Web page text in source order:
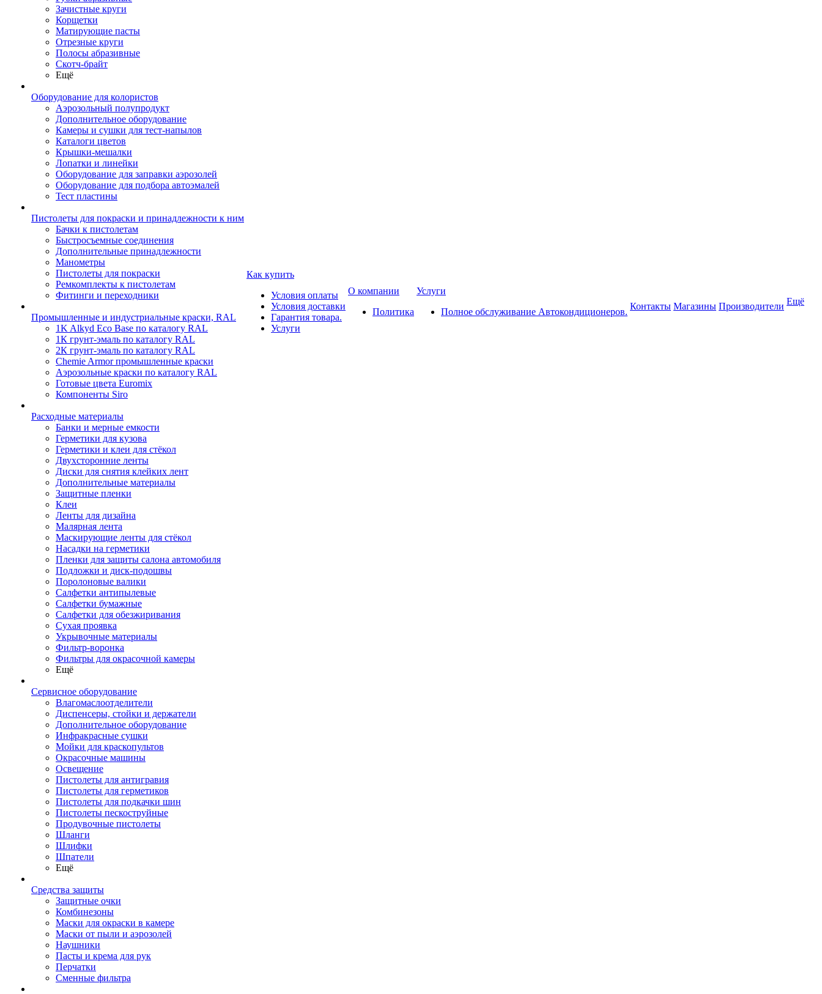
Зачистные круги
Корщетки
Матирующие пасты
Отрезные круги
Полосы абразивные
Скотч-брайт
Ещё
Оборудование для колористов
Аэрозольный полупродукт
Дополнительное оборудование
Камеры и сушки для тест-напылов
Каталоги цветов
Крышки-мешалки
Лопатки и линейки
Оборудование для заправки аэрозолей
Оборудование для подбора автоэмалей
Тест пластины
Пистолеты для покраски и принадлежности к ним
Бачки к пистолетам
Быстросъемные соединения
Дополнительные принадлежности
Манометры
Пистолеты для покраски
Ремкомплекты к пистолетам
Фитинги и переходники
Промышленные и индустриальные краски, RAL
1K Alkyd Eco Base по каталогу RAL
1К грунт-эмаль по каталогу RAL
2К грунт-эмаль по каталогу RAL
Chemie Armor промышленные краски
Аэрозольные краски по каталогу RAL
Готовые цвета Euromix
Компоненты Siro
Расходные материалы
Банки и мерные емкости
Герметики для кузова
Герметики и клеи для стёкол
Двухсторонние ленты
Диски для снятия клейких лент
Дополнительные материалы
Защитные пленки
Клеи
Ленты для дизайна
Малярная лента
Маскирующие ленты для стёкол
Насадки на герметики
Пленки для защиты салона автомобиля
Подложки и диск-подошвы
Поролоновые валики
Салфетки антипылевые
Салфетки бумажные
Салфетки для обезжиривания
Сухая проявка
Укрывочные материалы
Фильтр-воронка
Фильтры для окрасочной камеры
Ещё
Сервисное оборудование
Влагомаслоотделители
Диспенсеры, стойки и держатели
Дополнительное оборудование
Инфракрасные сушки
Мойки для краскопультов
Окрасочные машины
Освещение
Пистолеты для антигравия
Пистолеты для герметиков
Пистолеты для подкачки шин
Пистолеты пескоструйные
Продувочные пистолеты
Шланги
Шлифки
Шпатели
Ещё
Средства защиты
Защитные очки
Комбинезоны
Маски для окраски в камере
Маски от пыли и аэрозолей
Наушники
Пасты и крема для рук
Перчатки
Сменные фильтра
Как купить
Условия оплаты
Условия доставки
Гарантия товара.
Услуги
О компании
Политика
Услуги
Полное обслуживание Автокондиционеров.
Контакты Магазины Производители Ещё